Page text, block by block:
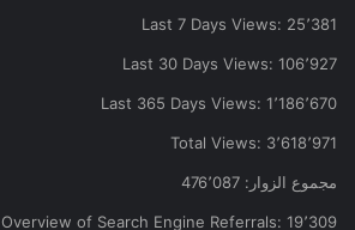
Last 7 Days Views: 25٬381
Last 30 Days Views: 106٬927
Last 365 Days Views: 1٬186٬670
Total Views: 3٬618٬971
مجموع الزوار: 476٬087
Overview of Search Engine Referrals: 19٬309